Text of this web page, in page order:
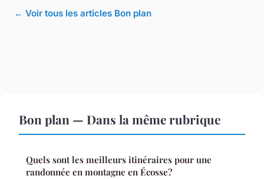
← Voir tous les articles Bon plan
Bon plan — Dans la même rubrique
Quels sont les meilleurs itinéraires pour une
randonnée en montagne en Écosse?